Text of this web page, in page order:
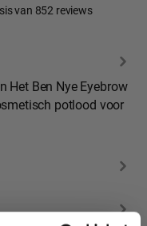
van 852 reviews
Het Ben Nye Eyebrow
potlood voor